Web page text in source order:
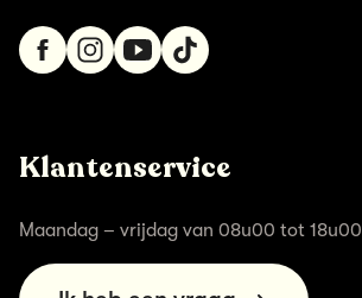
Klantenservice
Maandag – vrijdag van 08u00 tot 18u00